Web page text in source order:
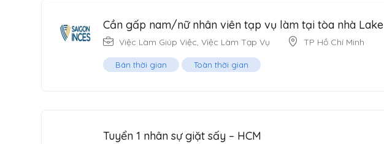
Cần gấp nam/nữ nhân viên tạp vụ làm tại tòa nhà Lake
Việc Làm Giúp Việc, Việc Làm Tạp Vụ TP Hồ Chí Minh
Bán thời gian Toàn thời gian
Tuyển 1 nhân sự giặt sấy – HCM